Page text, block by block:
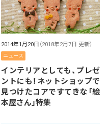
2014年1月20日 （2018年2月7日 更新）
ニュース
インテリアとしても、プレゼ
ントにも！ネットショップで
見つけたコアですてきな「絵
本屋さん」特集